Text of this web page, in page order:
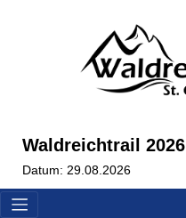
Waldreichtrail 2026
Datum: 29.08.2026